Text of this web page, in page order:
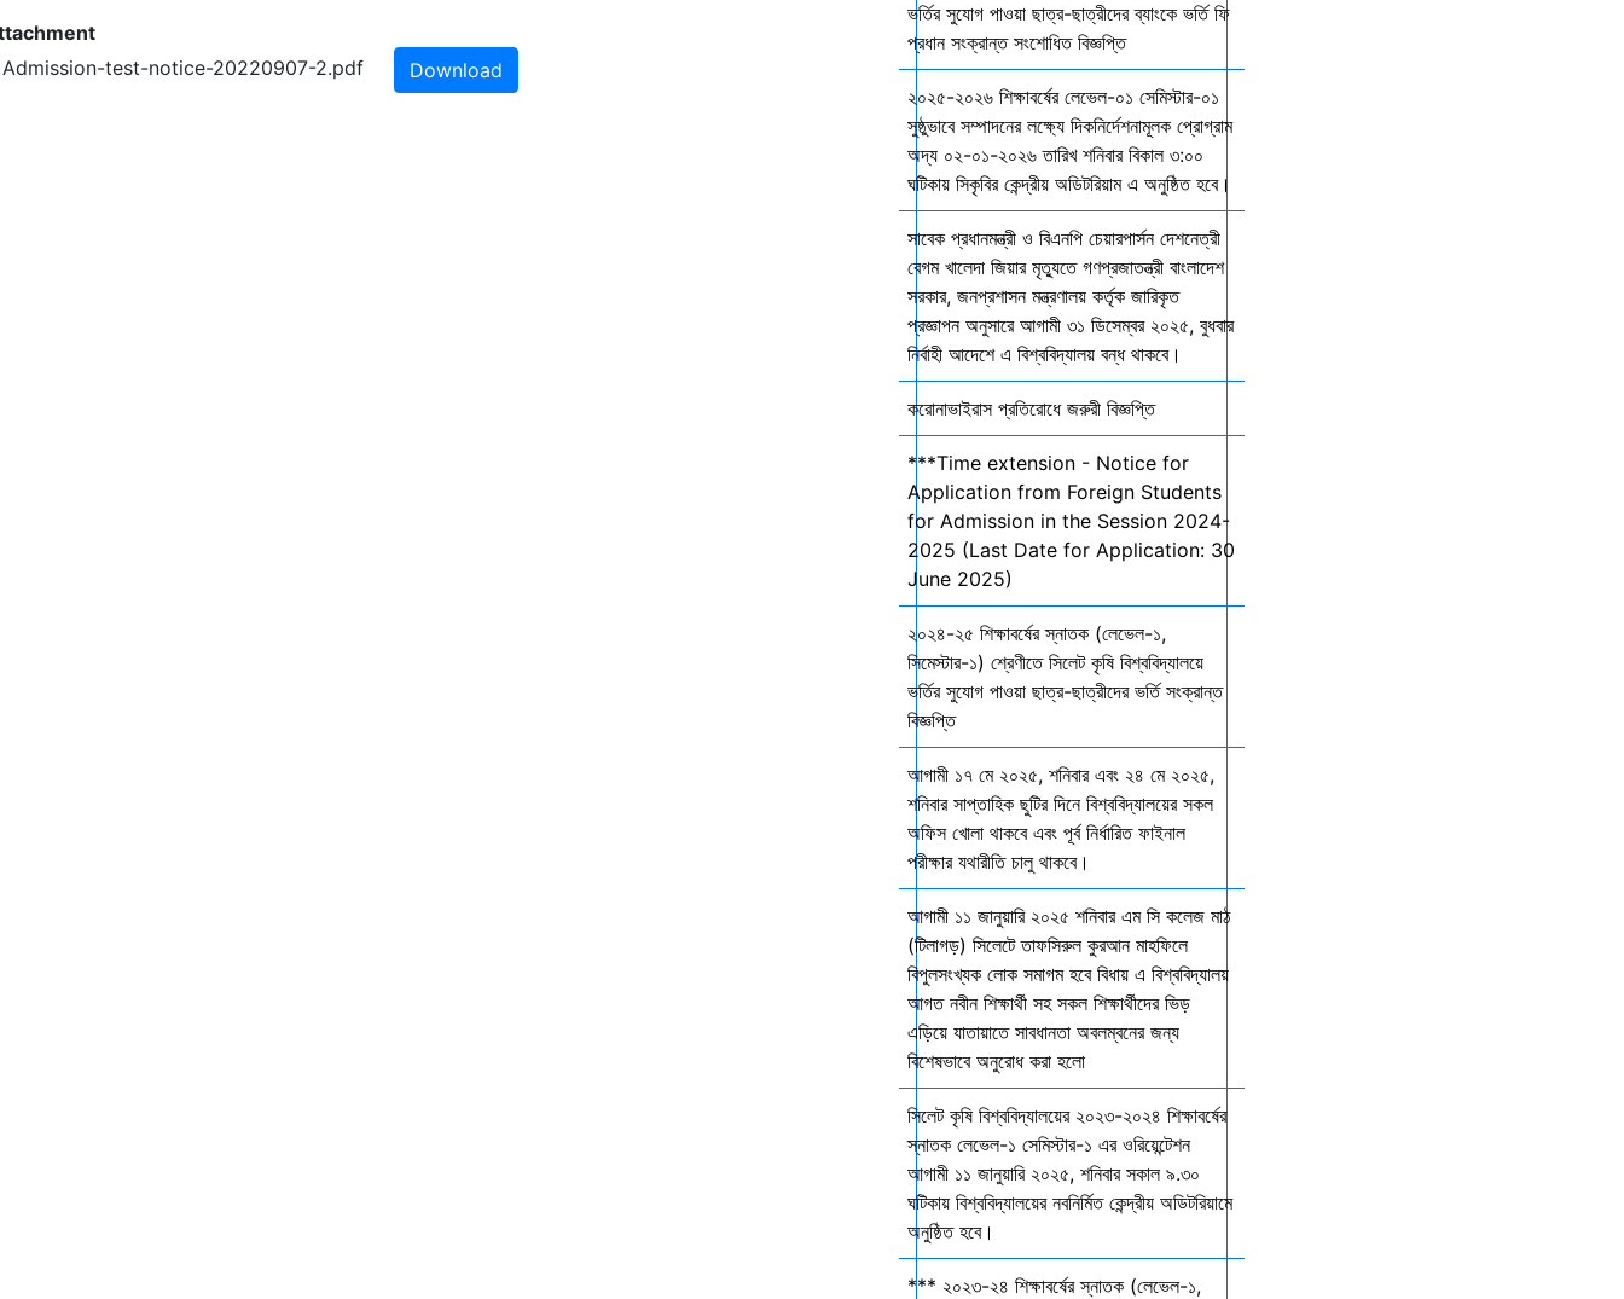
Admission-test-notice-20220907-2.pdf
Download
ভর্তির সুযোগ পাওয়া ছাত্র-ছাত্রীদের ব্যাংকে ভর্তি ফি
প্রধান সংক্রান্ত সংশোধিত বিজ্ঞপ্তি
২০২৫-২০২৬ শিক্ষাবর্ষের লেভেল-০১ সেমিস্টার-০১
সুষ্ঠুভাবে সম্পাদনের লক্ষ্যে দিকনির্দেশনামূলক প্রোগ্রাম
অদ্য ০২-০১-২০২৬ তারিখ শনিবার বিকাল ৩:০০
ঘটিকায় সিকৃবির কেন্দ্রীয় অডিটরিয়াম এ অনুষ্ঠিত হবে।
সাবেক প্রধানমন্ত্রী ও বিএনপি চেয়ারপার্সন দেশনেত্রী
বেগম খালেদা জিয়ার মৃত্যুতে গণপ্রজাতন্ত্রী বাংলাদেশ
সরকার, জনপ্রশাসন মন্ত্রণালয় কর্তৃক জারিকৃত
প্রজ্ঞাপন অনুসারে আগামী ৩১ ডিসেম্বর ২০২৫, বুধবার
নির্বাহী আদেশে এ বিশ্ববিদ্যালয় বন্ধ থাকবে।
করোনাভাইরাস প্রতিরোধে জরুরী বিজ্ঞপ্তি
***Time extension - Notice for
Application from Foreign Students
for Admission in the Session 2024-
2025 (Last Date for Application: 30
June 2025)
২০২৪-২৫ শিক্ষাবর্ষের স্নাতক (লেভেল-১,
সিমেস্টার-১) শ্রেণীতে সিলেট কৃষি বিশ্ববিদ্যালয়ে
ভর্তির সুযোগ পাওয়া ছাত্র-ছাত্রীদের ভর্তি সংক্রান্ত
বিজ্ঞপ্তি
আগামী ১৭ মে ২০২৫, শনিবার এবং ২৪ মে ২০২৫,
শনিবার সাপ্তাহিক ছুটির দিনে বিশ্ববিদ্যালয়ের সকল
অফিস খোলা থাকবে এবং পূর্ব নির্ধারিত ফাইনাল
পরীক্ষার যথারীতি চালু থাকবে।
আগামী ১১ জানুয়ারি ২০২৫ শনিবার এম সি কলেজ মাঠ
(টিলাগড়) সিলেটে তাফসিরুল কুরআন মাহফিলে
বিপুলসংখ্যক লোক সমাগম হবে বিধায় এ বিশ্ববিদ্যালয়
আগত নবীন শিক্ষার্থী সহ সকল শিক্ষার্থীদের ভিড়
এড়িয়ে যাতায়াতে সাবধানতা অবলম্বনের জন্য
বিশেষভাবে অনুরোধ করা হলো
সিলেট কৃষি বিশ্ববিদ্যালয়ের ২০২৩-২০২৪ শিক্ষাবর্ষের
স্নাতক লেভেল-১ সেমিস্টার-১ এর ওরিয়েন্টেশন
আগামী ১১ জানুয়ারি ২০২৫, শনিবার সকাল ৯.৩০
ঘটিকায় বিশ্ববিদ্যালয়ের নবনির্মিত কেন্দ্রীয় অডিটরিয়ামে
অনুষ্ঠিত হবে।
*** ২০২৩-২৪ শিক্ষাবর্ষের স্নাতক (লেভেল-১,